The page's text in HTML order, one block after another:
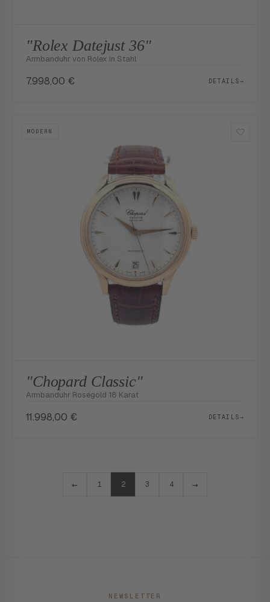
"Rolex Datejust 36"
Armbanduhr von Rolex in Stahl
7.998,00 € DETAILS→
MODERN
"Chopard Classic"
Armbanduhr Roségold 18 Karat
11.998,00 € DETAILS→
← 1 2 3 4 →
NEWSLETTER